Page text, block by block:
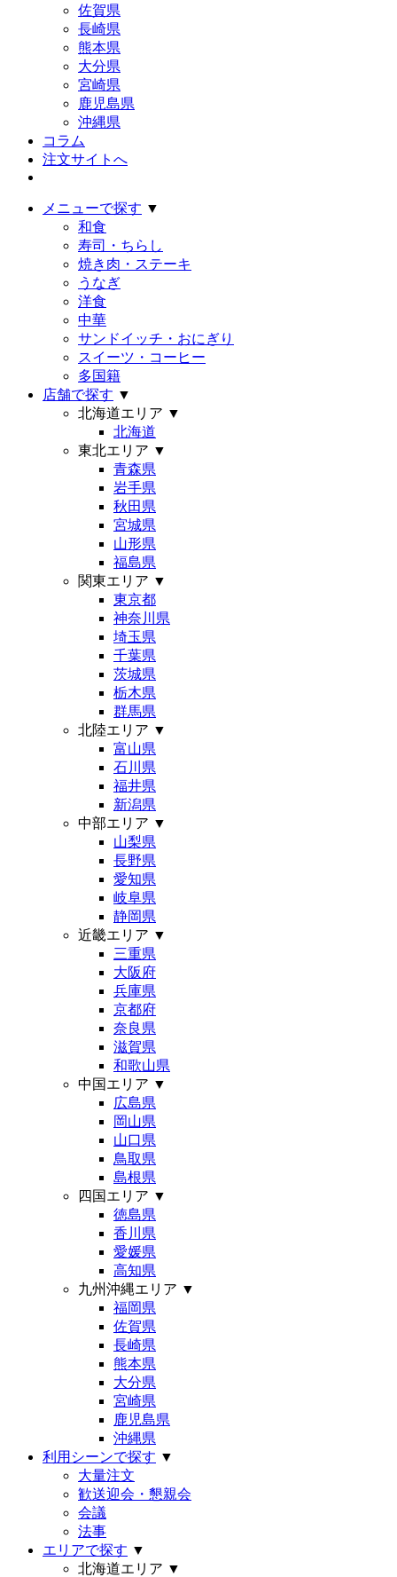
佐賀県
長崎県
熊本県
大分県
宮崎県
鹿児島県
沖縄県
コラム
注文サイトへ
メニューで探す ▼
和食
寿司・ちらし
焼き肉・ステーキ
うなぎ
洋食
中華
サンドイッチ・おにぎり
スイーツ・コーヒー
多国籍
店舗で探す ▼
北海道エリア ▼
北海道
東北エリア ▼
青森県
岩手県
秋田県
宮城県
山形県
福島県
関東エリア ▼
東京都
神奈川県
埼玉県
千葉県
茨城県
栃木県
群馬県
北陸エリア ▼
富山県
石川県
福井県
新潟県
中部エリア ▼
山梨県
長野県
愛知県
岐阜県
静岡県
近畿エリア ▼
三重県
大阪府
兵庫県
京都府
奈良県
滋賀県
和歌山県
中国エリア ▼
広島県
岡山県
山口県
鳥取県
島根県
四国エリア ▼
徳島県
香川県
愛媛県
高知県
九州沖縄エリア ▼
福岡県
佐賀県
長崎県
熊本県
大分県
宮崎県
鹿児島県
沖縄県
利用シーンで探す ▼
大量注文
歓送迎会・懇親会
会議
法事
エリアで探す ▼
北海道エリア ▼